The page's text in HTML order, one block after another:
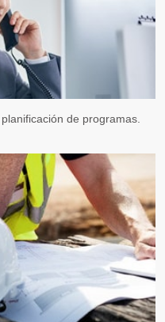
de programas.